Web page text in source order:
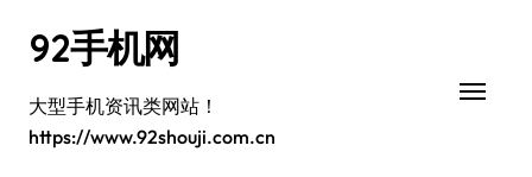
92手机网
大型手机资讯类网站！
https://www.92shouji.com.cn